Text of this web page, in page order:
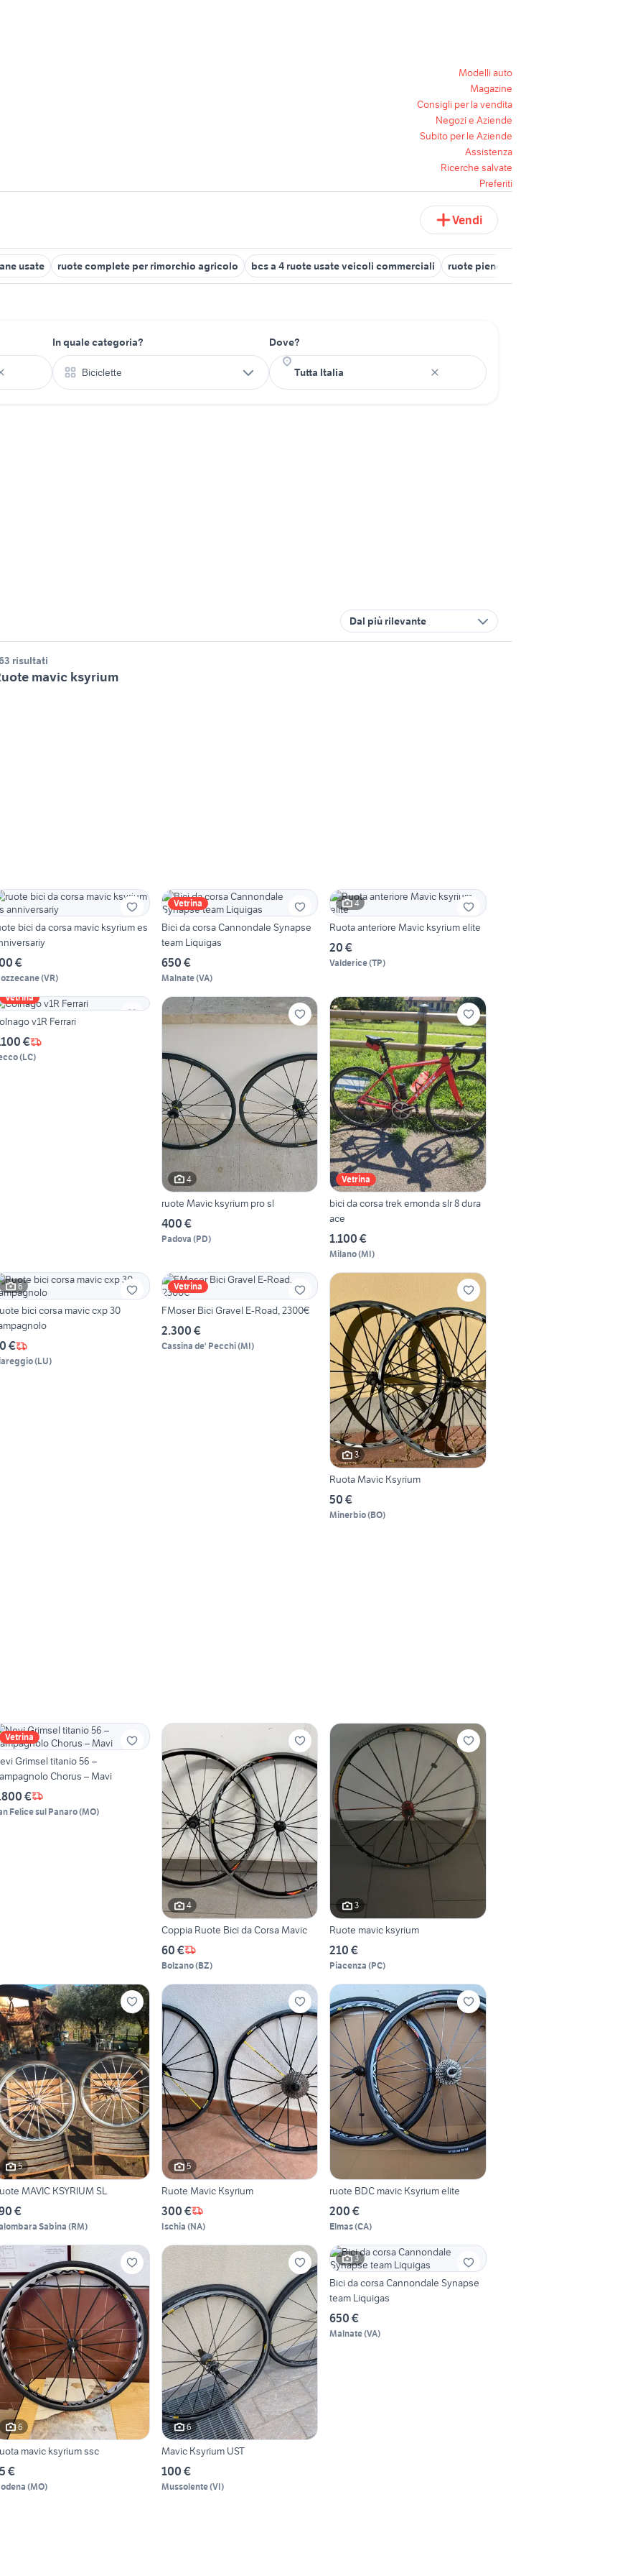
Modelli auto
Magazine
Consigli per la vendita
Negozi e Aziende
Subito per le Aziende
Assistenza
Ricerche salvate
Preferiti
Vendi
usate ruote complete per rimorchio agricolo bcs a 4 ruote usate veicoli commerciali ruote piene per carrelli
In quale categoria?
Biciclette
Dove?
Dal più rilevante
risultati
mavic ksyrium
bici da corsa mavic ksyrium es
€
(VR)
Vetrina
Bici da corsa Cannondale Synapse
team Liquigas
650 €
Malnate(VA)
4
Ruota anteriore Mavic ksyrium elite
20 €
Valderice(TP)
Vetrina
v1R Ferrari
€
(LC)
4
ruote Mavic ksyrium pro sl
400 €
Padova (PD)
Vetrina
bici da corsa trek emonda slr 8 dura
ace
1.100 €
Milano(MI)
6
bici corsa mavic cxp 30
€
(LU)
Vetrina
FMoser Bici Gravel E-Road, 2300€
2.300 €
Cassina de' Pecchi(MI)
3
Ruota Mavic Ksyrium
50 €
Minerbio(BO)
Vetrina
Grimsel titanio 56 –
Chorus – Mavi
€
Felice sul Panaro(MO)
4
Coppia Ruote Bici da Corsa Mavic
60 €
Bolzano(BZ)
3
Ruote mavic ksyrium
210 €
Piacenza (PC)
5
MAVIC KSYRIUM SL
€
Sabina (RM)
5
Ruote Mavic Ksyrium
300 €
Ischia (NA)
ruote BDC mavic Ksyrium elite
200 €
Elmas(CA)
6
mavic ksyrium ssc
€
(MO)
6
Mavic Ksyrium UST
100 €
Mussolente(VI)
3
Bici da corsa Cannondale Synapse
team Liquigas
650 €
Malnate(VA)